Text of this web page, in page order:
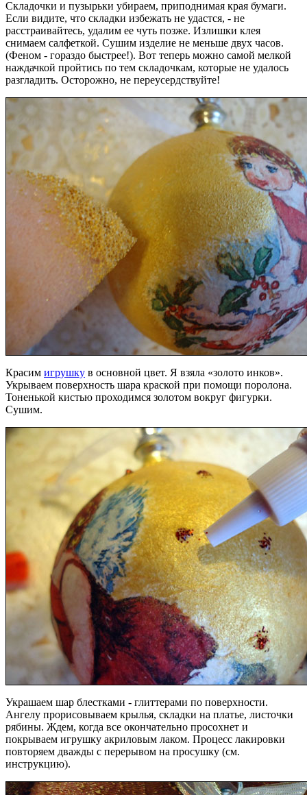
Складочки и пузырьки убираем, приподнимая края бумаги.
Если видите, что складки избежать не удастся, - не
расстраивайтесь, удалим ее чуть позже. Излишки клея
снимаем салфеткой. Сушим изделие не меньше двух часов.
(Феном - гораздо быстрее!). Вот теперь можно самой мелкой
наждачкой пройтись по тем складочкам, которые не удалось
разгладить. Осторожно, не переусердствуйте!
Красим игрушку в основной цвет. Я взяла «золото инков».
Укрываем поверхность шара краской при помощи поролона.
Тоненькой кистью проходимся золотом вокруг фигурки.
Сушим.
Украшаем шар блестками - глиттерами по поверхности.
Ангелу прорисовываем крылья, складки на платье, листочки
рябины. Ждем, когда все окончательно просохнет и
покрываем игрушку акриловым лаком. Процесс лакировки
повторяем дважды с перерывом на просушку (см.
инструкцию).